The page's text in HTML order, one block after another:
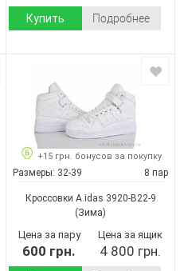
Купить Подробнее
+15 грн. бонусов за покупку
Размеры: 32-39 8 пар
Кроссовки A.idas 3920-B22-9
(Зима)
Цена за пару
600 грн.
Цена за ящик
4 800 грн.